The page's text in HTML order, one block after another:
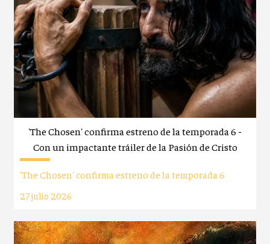
'The Chosen' confirma estreno de la temporada 6 -
Con un impactante tráiler de la Pasión de Cristo
'The Chosen' confirma estreno de la temporada 6
27 julio 2026